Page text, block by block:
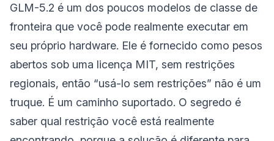
GLM-5.2 é um dos poucos modelos de classe de
fronteira que você pode realmente executar em
seu próprio hardware. Ele é fornecido como pesos
abertos sob uma licença MIT, sem restrições
regionais, então “usá-lo sem restrições” não é um
truque. É um caminho suportado. O segredo é
saber qual restrição você está realmente